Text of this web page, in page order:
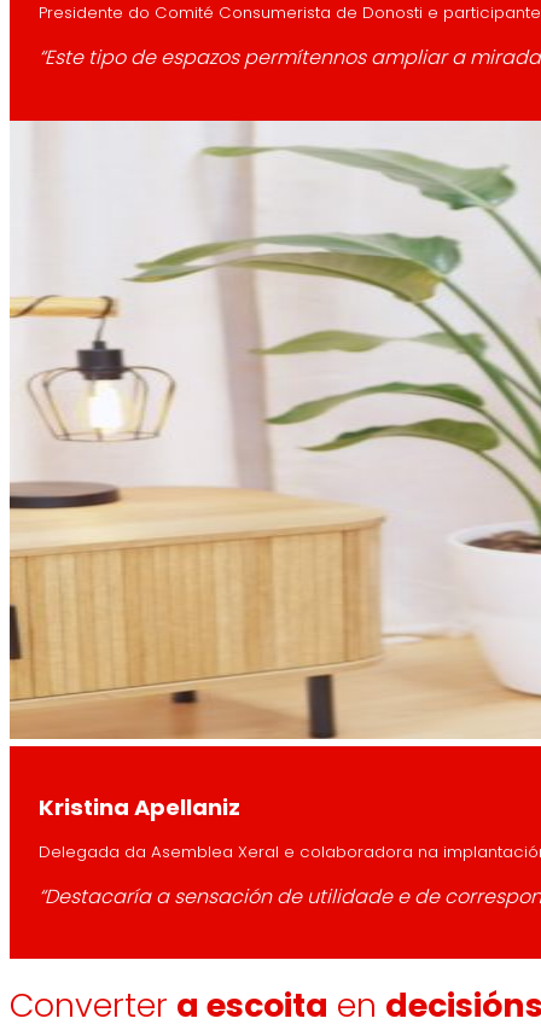
Presidente do Comité Consumerista de Donosti e
“Este tipo de espazos permítennos ampliar a
Kristina Apellaniz
Delegada da Asemblea Xeral e colaboradora na
“Destacaría a sensación de utilidade e de
Converter a escoita en